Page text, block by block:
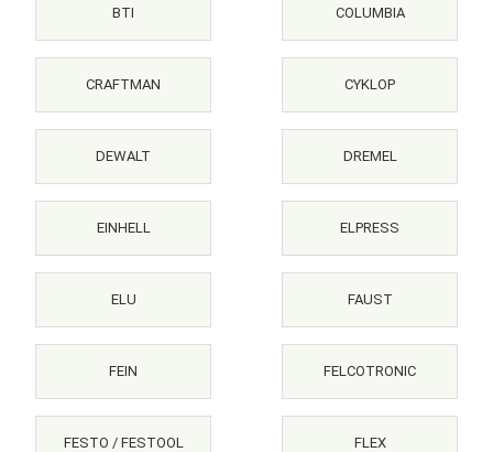
BTI COLUMBIA
CRAFTMAN CYKLOP
DEWALT DREMEL
EINHELL ELPRESS
ELU FAUST
FEIN FELCOTRONIC
FESTO / FESTOOL FLEX